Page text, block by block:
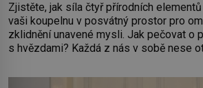
Zjistěte, jak síla čtyř přírodních
vaši koupelnu v posvátný prostor pro
zklidnění unavené mysli. Jak pečovat o
s hvězdami? Každá z nás v sobě nese
pokožky. Ohnivá znamení Ženy